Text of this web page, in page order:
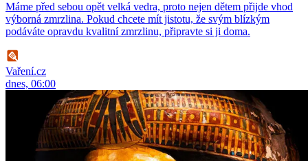
Máme před sebou opět velká vedra, proto nejen dětem přijde vhod
výborná zmrzlina. Pokud chcete mít jistotu, že svým blízkým
podáváte opravdu kvalitní zmrzlinu, připravte si ji doma.
Vaření.cz
dnes, 06:00